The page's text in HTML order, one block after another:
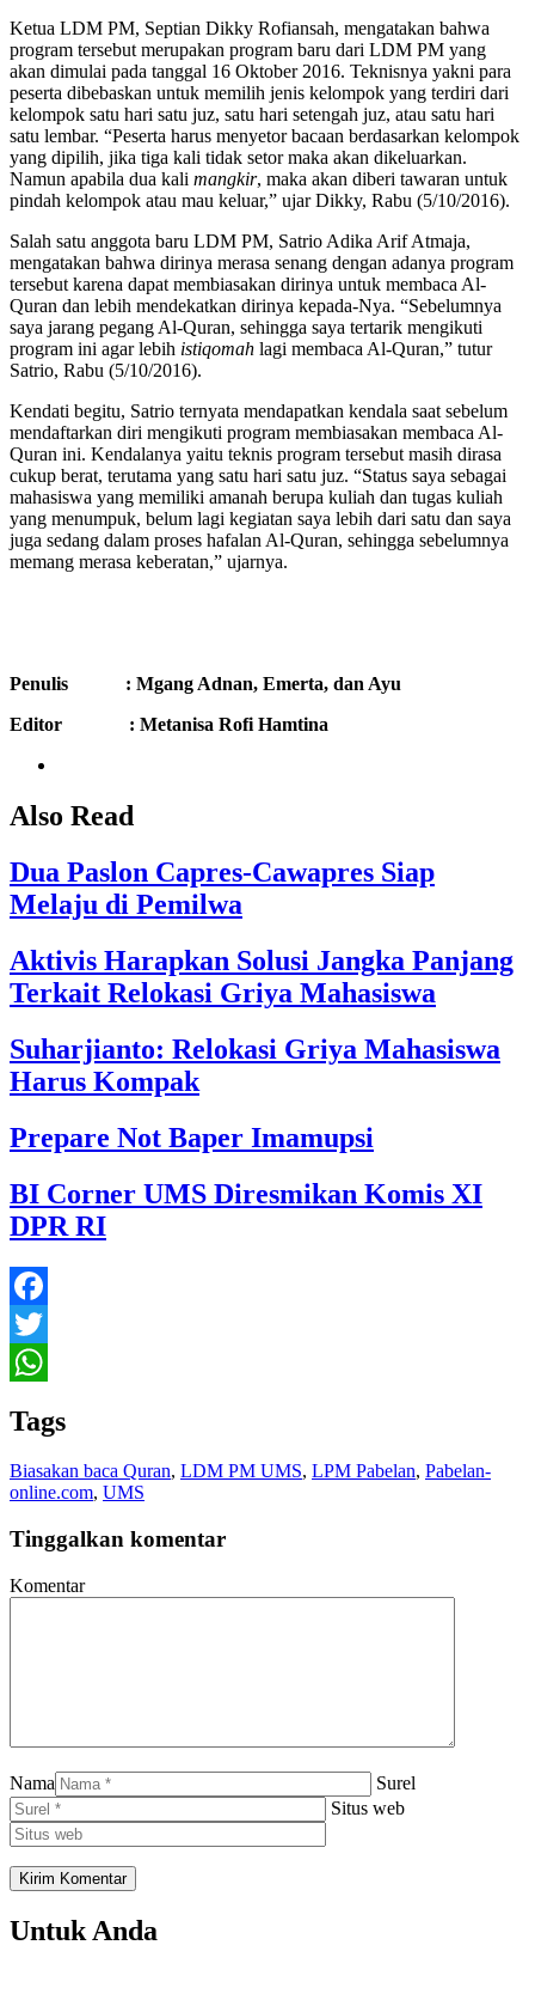
Ketua LDM PM, Septian Dikky Rofiansah, mengatakan bahwa
program tersebut merupakan program baru dari LDM PM yang
akan dimulai pada tanggal 16 Oktober 2016. Teknisnya yakni para
peserta dibebaskan untuk memilih jenis kelompok yang terdiri dari
kelompok satu hari satu juz, satu hari setengah juz, atau satu hari
satu lembar. “Peserta harus menyetor bacaan berdasarkan kelompok
yang dipilih, jika tiga kali tidak setor maka akan dikeluarkan.
Namun apabila dua kali mangkir, maka akan diberi tawaran untuk
pindah kelompok atau mau keluar,” ujar Dikky, Rabu (5/10/2016).
Salah satu anggota baru LDM PM, Satrio Adika Arif Atmaja,
mengatakan bahwa dirinya merasa senang dengan adanya program
tersebut karena dapat membiasakan dirinya untuk membaca Al-
Quran dan lebih mendekatkan dirinya kepada-Nya. “Sebelumnya
saya jarang pegang Al-Quran, sehingga saya tertarik mengikuti
program ini agar lebih istiqomah lagi membaca Al-Quran,” tutur
Satrio, Rabu (5/10/2016).
Kendati begitu, Satrio ternyata mendapatkan kendala saat sebelum
mendaftarkan diri mengikuti program membiasakan membaca Al-
Quran ini. Kendalanya yaitu teknis program tersebut masih dirasa
cukup berat, terutama yang satu hari satu juz. “Status saya sebagai
mahasiswa yang memiliki amanah berupa kuliah dan tugas kuliah
yang menumpuk, belum lagi kegiatan saya lebih dari satu dan saya
juga sedang dalam proses hafalan Al-Quran, sehingga sebelumnya
memang merasa keberatan,” ujarnya.
Penulis : Mgang Adnan, Emerta, dan Ayu
Editor : Metanisa Rofi Hamtina
Also Read
Dua Paslon Capres-Cawapres Siap
Melaju di Pemilwa
Aktivis Harapkan Solusi Jangka Panjang
Terkait Relokasi Griya Mahasiswa
Suharjianto: Relokasi Griya Mahasiswa
Harus Kompak
Prepare Not Baper Imamupsi
BI Corner UMS Diresmikan Komis XI
DPR RI
Facebook
Twitter
Tags
Biasakan baca Quran, LDM PM UMS, LPM Pabelan, Pabelan-
online.com, UMS
Tinggalkan komentar
Komentar
Nama
Surel
Situs web
Untuk Anda